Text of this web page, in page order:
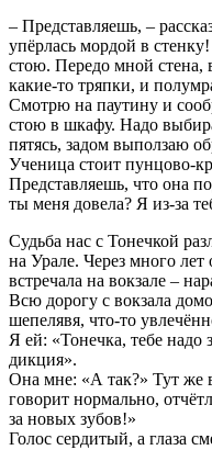
– Представляешь, –
упёрлась мордой в
стою. Передо мной стена,
какие-то тряпки, и
Смотрю на паутину и
стою в шкафу. Надо
пятясь, задом выползаю
Ученица стоит пунцово-
Представляешь, что она
ты меня довела? Я из-за
Судьба нас с Тонечкой
на Урале. Через много
встречала на вокзале –
Всю дорогу с вокзала
шепелявя, что-то
Я ей: «Тонечка, тебе надо
дикция».
Она мне: «А так?» Тут же
говорит нормально,
за новых зубов!»
Голос сердитый, а глаза